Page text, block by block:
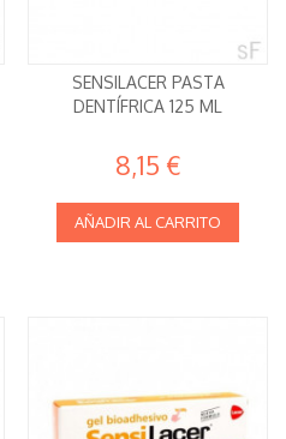
SENSILACER PASTA
DENTÍFRICA 125 ML
8,15 €
AÑADIR AL CARRITO